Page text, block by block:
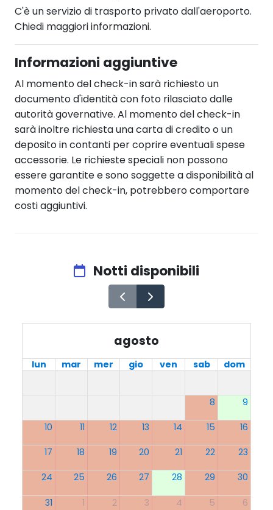
C'è un servizio di trasporto privato dall'aeroporto.
Chiedi maggiori informazioni.
Informazioni aggiuntive
Al momento del check-in sarà richiesto un
documento d'identità con foto rilasciato dalle
autorità governative. Al momento del check-in
sarà inoltre richiesta una carta di credito o un
deposito in contanti per coprire eventuali spese
accessorie. Le richieste speciali non possono
essere garantite e sono soggette a disponibilità al
momento del check-in, potrebbero comportare
costi aggiuntivi.
Notti disponibili
agosto
lun mar mer gio ven sab dom
8 9
10 11 12 13 14 15 16
17 18 19 20 21 22 23
24 25 26 27 28 29 30
31 1 2 3 4 5 6